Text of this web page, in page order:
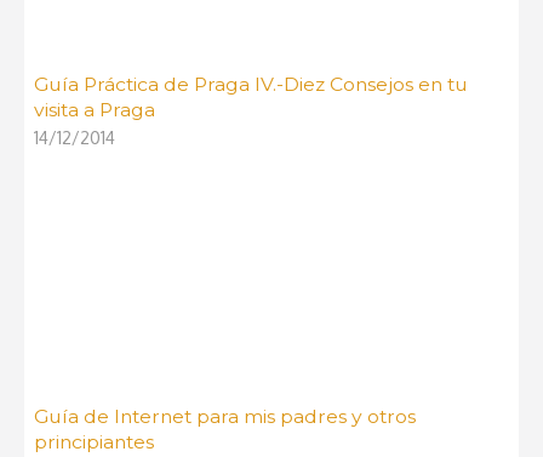
Guía Práctica de Praga IV.-Diez Consejos en tu
visita a Praga
14/12/2014
Guía de Internet para mis padres y otros
principiantes